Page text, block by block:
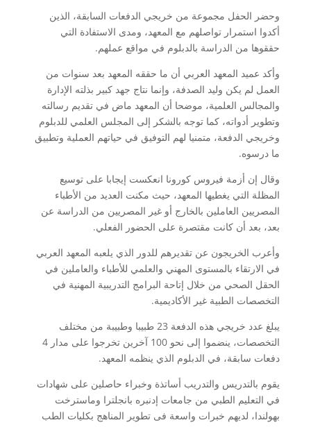
وحضر الحفل مجموعة من خريجي الدفعات السابقة، الذين
أكدوا استمرار تواصلهم مع المعهد، ومدى الاستفادة التي
حققوها من الدراسة بالدبلوم في مواقع عملهم.
وأكد عميد المعهد العربي أن ما حققه المعهد بعد سنوات من
العمل لم يكن وليد الصدفة، وإنما نتاج جهد كبير بذلته الإدارة
والمجالس العلمية، موضحا أن المعهد ماض في تقديم رسالته
وتطوير أدواته، كما توجه بالشكر إلى المجلس العلمي للدبلوم
وخريجي الدفعة، متمنيا لهم التوفيق في حياتهم العملية وتطبيق
ما درسوه.
وقال إن أزمة فيروس كورونا انعكست إيجابا على توسيع
المظلة التي يغطيها المعهد، حيث مكنت العديد من الأطباء
المصريين العاملين بالخارج أو غير المصريين من الدراسة عن
بعد، بعد أن كانت مقتصرة على الحضور الفعلي.
وأعرب الخريجون عن تقديرهم للدور الذي يلعبه المعهد العربي
في الارتقاء بالمستوى المهني والعلمي للأطباء والعاملين في
الحقل الصحي من خلال إتاحة البرامج التدريبية المهنية في
التخصصات الطبية غير الأكاديمية.
يبلغ عدد خريجي هذه الدفعة 23 طبيبا وطبيبة من مختلف
التخصصات، ينضموا إلى نحو 100 آخرين تخرجوا على مدار 4
دفعات سابقة، في الدبلوم الذي ينظمه المعهد.
يقوم بالتدريس والتدريب أساتذة وخبراء حاصلين على شهادات
في التعليم الطبي من جامعات إدنبره بانجلترا وماسترخت
بهولندا، لديهم خبرات واسعة فى تطوير المناهج بكليات الطب